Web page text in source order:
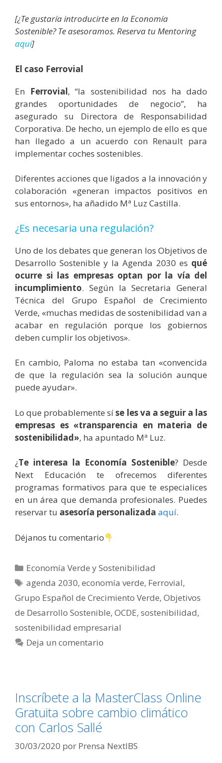
[¿Te gustaría introducirte en la Economía
Sostenible? Te asesoramos. Reserva tu Mentoring
aquí]
El caso Ferrovial
En
Ferrovial, “la sostenibilidad nos ha dado
grandes oportunidades de negocio”, ha
asegurado su Directora de Responsabilidad
Corporativa. De hecho, un ejemplo de ello es que
han llegado a un acuerdo con Renault para
implementar coches sostenibles.
Diferentes acciones que ligados a la innovación y
colaboración «generan impactos positivos en
sus entornos», ha añadido Mª Luz Castilla.
¿Es necesaria una regulación?
Uno de los debates que generan los Objetivos de
Desarrollo Sostenible y la Agenda 2030 es qué
ocurre si las empresas optan por la vía del
incumplimiento. Según la Secretaria General
Técnica del Grupo Español de Crecimiento
Verde, «muchas medidas de sostenibilidad van a
acabar en regulación porque los gobiernos
deben cumplir los objetivos».
En cambio, Paloma no estaba tan «convencida
de que la regulación sea la solución aunque
puede ayudar».
Lo que probablemente síse les va a seguir a las
empresas es «transparencia en materia de
sostenibilidad», ha apuntado Mª Luz.
¿Te interesa la Economía Sostenible? Desde
Next Educación te ofrecemos diferentes
programas formativos para que te especialices
en un área que demanda profesionales. Puedes
reservar tu asesoría personalizada aquí.
Déjanos tu comentario
Categorías
Economía Verde y Sostenibilidad
Etiquetas
agenda 2030,economía verde, Ferrovial,
Grupo Español de Crecimiento Verde, Objetivos
de Desarrollo Sostenible, OCDE, sostenibilidad,
sostenibilidad empresarial
Deja un comentario
Inscríbete a la MasterClass Online
Gratuita sobre cambio climático
con Carlos Sallé
30/03/2020 por Prensa NextIBS